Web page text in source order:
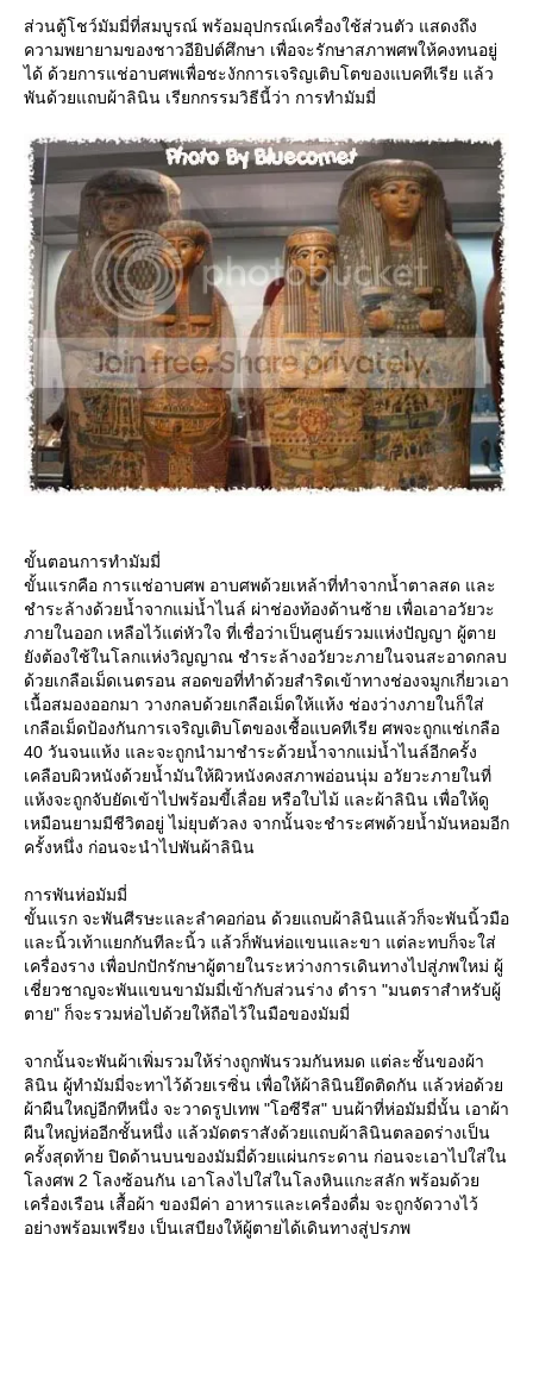
ส่วนตู้โชว์มัมมี่ที่สมบูรณ์ พร้อมอุปกรณ์เครื่องใช้ส่วนตัว แสดงถึง
ความพยายามของชาวอียิปต์ศึกษา เพื่อจะรักษาสภาพศพให้คงทนอยู่
ได้ ด้วยการแช่อาบศพเพื่อชะงักการเจริญเติบโตของแบคทีเรีย แล้ว
พันด้วยแถบผ้าลินิน เรียกกรรมวิธีนี้ว่า การทำมัมมี่
ขั้นตอนการทำมัมมี่
ขั้นแรกคือ การแช่อาบศพ อาบศพด้วยเหล้าที่ทำจากน้ำตาลสด และ
ชำระล้างด้วยน้ำจากแม่น้ำไนล์ ผ่าช่องท้องด้านซ้าย เพื่อเอาอวัยวะ
ภายในออก เหลือไว้แต่หัวใจ ที่เชื่อว่าเป็นศูนย์รวมแห่งปัญญา ผู้ตา
ังต้องใช้ในโลกแห่งวิญญาณ ชำระล้างอวัยวะภายในจนสะอาดกลบ
ด้วยเกลือเม็ดเนตรอน สอดขอที่ทำด้วยสำริดเข้าทางช่องจมูกเกี่ยวเอา
เนื้อสมองออกมา วางกลบด้วยเกลือเม็ดให้แห้ง ช่องว่างภายในก็ใส่
เกลือเม็ดป้องกันการเจริญเติบโตของเชื้อแบคทีเรีย ศพจะถูกแช่เกลือ
40 วันจนแห้ง และจะถูกนำมาชำระด้วยน้ำจากแม่น้ำไนล์อีกครั้ง
เคลือบผิวหนังด้วยน้ำมันให้ผิวหนังคงสภาพอ่อนนุ่ม อวัยวะภายในที่
ห้งจะถูกจับยัดเข้าไปพร้อมขี้เลื่อย หรือใบไม้ และผ้าลินิน เพื่อให้ดู
เหมือนยามมีชีวิตอยู่ ไม่ยุบตัวลง จากนั้นจะชำระศพด้วยน้ำมันหอมอีก
ครั้งหนึ่ง ก่อนจะนำไปพันผ้าลินิน
การพันห่อมัมมี่
ขั้นแรก จะพันศีรษะและลำคอก่อน ด้วยแถบผ้าลินินแล้วก็จะพันนิ้วมือ
ละนิ้วเท้าแยกกันทีละนิ้ว แล้วก็พันห่อแขนและขา แต่ละทบก็จะใส่
เครื่องราง เพื่อปกปักรักษาผู้ตายในระหว่างการเดินทางไปสู่ภพใหม่ ผู้
เชี่ยวชาญจะพันแขนขามัมมี่เข้ากับส่วนร่าง ตำรา "มนตราสำหรับผู้
ตาย" ก็จะรวมห่อไปด้วยให้ถือไว้ในมือของมัมมี่
จากนั้นจะพันผ้าเพิ่มรวมให้ร่างถูกพันรวมกันหมด แต่ละชั้นของผ้า
ลินิน ผู้ทำมัมมี่จะทาไว้ด้วยเรซิ่น เพื่อให้ผ้าลินินยึดติดกัน แล้วห่อด้ว
ผ้าผืนใหญ่อีกทีหนึ่ง จะวาดรูปเทพ "โอซีรีส" บนผ้าที่ห่อมัมมี่นั้น เอาผ้า
ผืนใหญ่ห่ออีกชั้นหนึ่ง แล้วมัดตราสังด้วยแถบผ้าลินินตลอดร่างเป็น
ครั้งสุดท้าย ปิดด้านบนของมัมมี่ด้วยแผ่นกระดาน ก่อนจะเอาไปใส่ใน
ลงศพ 2 โลงซ้อนกัน เอาโลงไปใส่ในโลงหินแกะสลัก พร้อมด้ว
เครื่องเรือน เสื้อผ้า ของมีค่า อาหารและเครื่องดื่ม จะถูกจัดวางไว้
อย่างพร้อมเพรียง เป็นเสบียงให้ผู้ตายได้เดินทางสู่ปรภพ